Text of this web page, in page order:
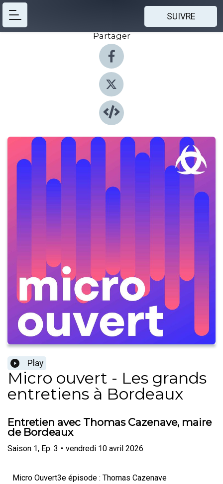
SUIVRE
Partager
Play
Micro ouvert - Les grands
entretiens à Bordeaux
Entretien avec Thomas Cazenave, maire
de Bordeaux
Saison 1, Ep. 3 • vendredi 10 avril 2026
Micro Ouvert3e épisode : Thomas Cazenave